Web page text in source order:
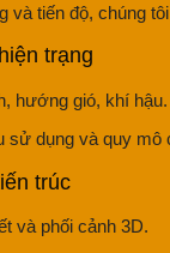
tiến độ, chúng
trạng
hướng gió, khí hậu.
sử dụng và quy mô
trúc
và phối cảnh 3D.